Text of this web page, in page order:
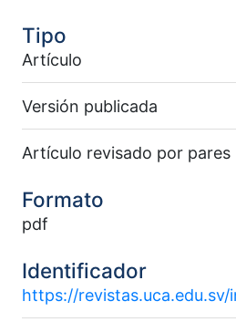
Tipo
Artículo
Versión publicada
Artículo revisado por pares
Formato
pdf
Identificador
https://